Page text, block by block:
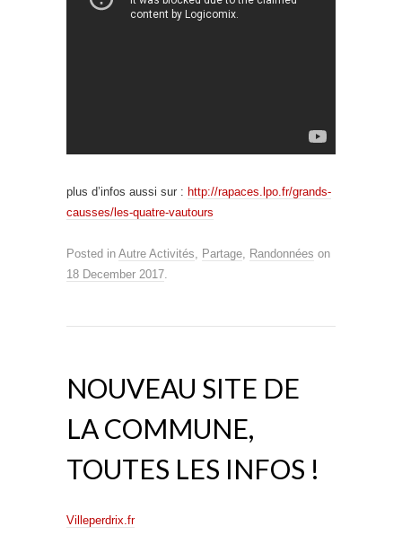
plus d’infos aussi sur : http://rapaces.lpo.fr/grands-
causses/les-quatre-vautours
Posted in Autre Activités, Partage, Randonnées on
18 December 2017.
NOUVEAU SITE DE
LA COMMUNE,
TOUTES LES INFOS !
Villeperdrix.fr